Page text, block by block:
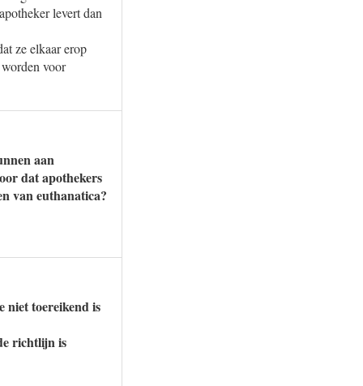
levert dan
ze elkaar erop
voor
aan
dat apothekers
van euthanatica?
niet toereikend is
richtlijn is